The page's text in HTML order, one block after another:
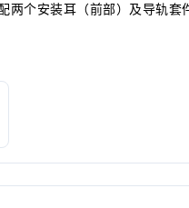
两个安装耳（前部）及导轨套